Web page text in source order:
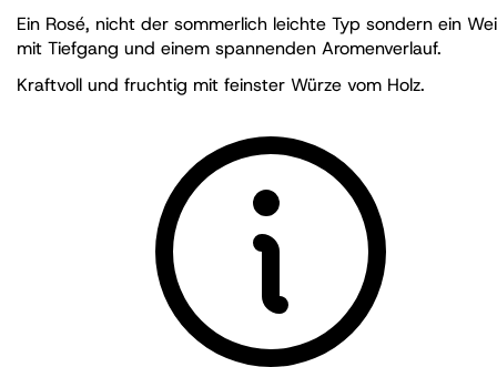
Ein Rosé, nicht der sommerlich leichte Typ sondern ein
mit Tiefgang und einem spannenden Aromenverlauf.
Kraftvoll und fruchtig mit feinster Würze vom Holz.